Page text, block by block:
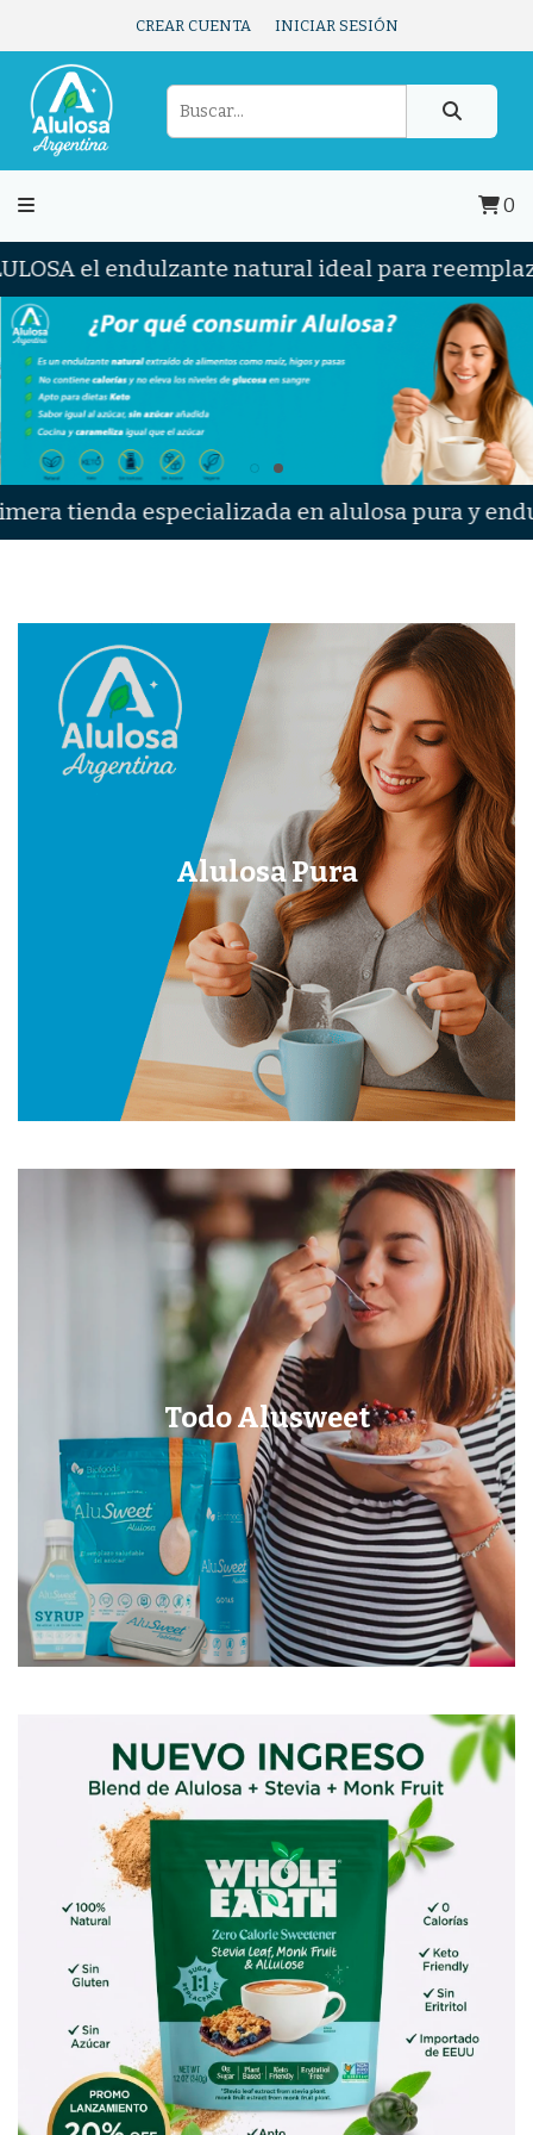
CREAR CUENTA INICIAR SESIÓN
0
el endulzante natural ideal para reemplazar
especializada en alulosa pura y
Alulosa Pura
Todo Alusweet